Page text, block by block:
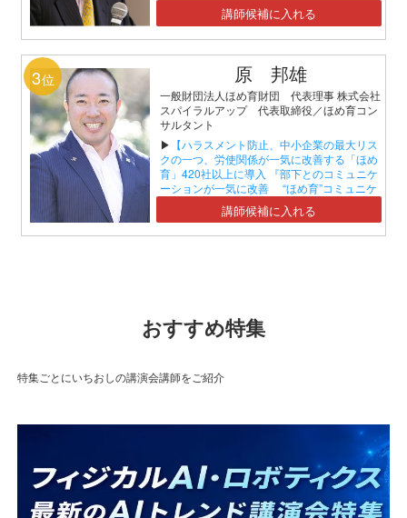
講師候補に入れる
3位 原 邦雄
一般財団法人ほめ育財団 代表理事 株式会社
スパイラルアップ 代表取締役／ほめ育コン
サルタント
▶ 【ハラスメント防止、中小企業の最大リス
クの一つ、労使関係が一気に改善する「ほめ
育」420社以上に導入 『部下とのコミュニケ
ーションが一気に改善 “ほめ育”コミュニケ
ーションセミナー』】講師候補に入れる
おすすめ特集
特集ごとにいちおしの講演会講師をご紹介